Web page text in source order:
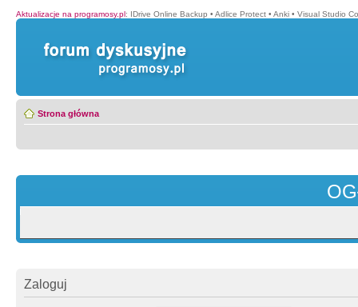
Aktualizacje na programosy.pl: IDrive Online Backup • Adlice Protect • Anki • Visual Studio
Strona główna
Zaloguj